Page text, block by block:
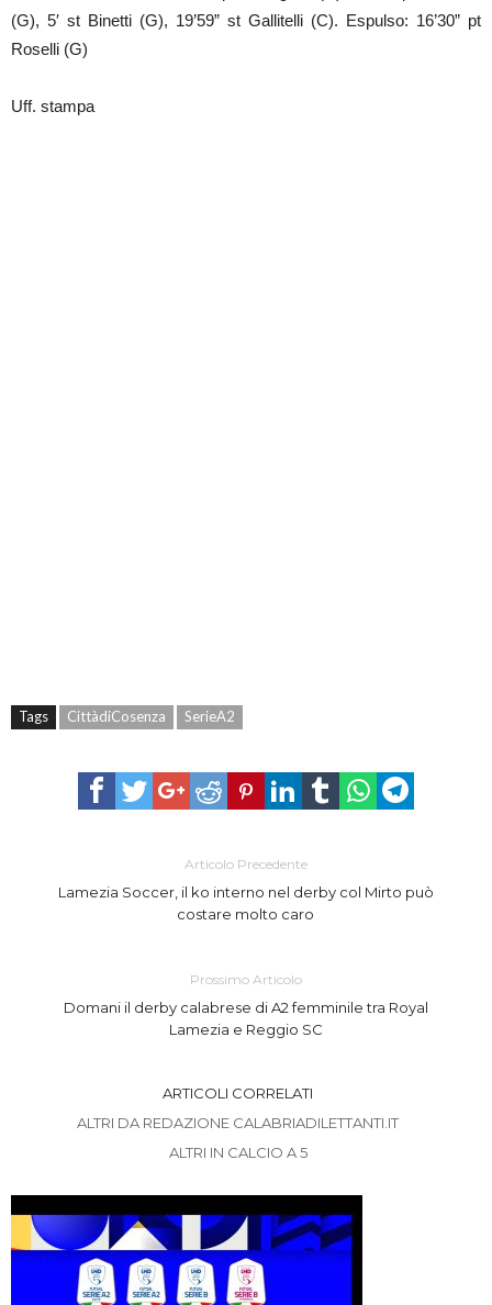
(G), 5′ st Binetti (G), 19’59” st Gallitelli (C). Espulso: 16’30” pt
Roselli (G)
Uff. stampa
Tags CittàdiCosenza SerieA2
Articolo Precedente
Lamezia Soccer, il ko interno nel derby col Mirto può
costare molto caro
Prossimo Articolo
Domani il derby calabrese di A2 femminile tra Royal
Lamezia e Reggio SC
ARTICOLI CORRELATI
ALTRI DA REDAZIONE CALABRIADILETTANTI.IT
ALTRI IN CALCIO A 5